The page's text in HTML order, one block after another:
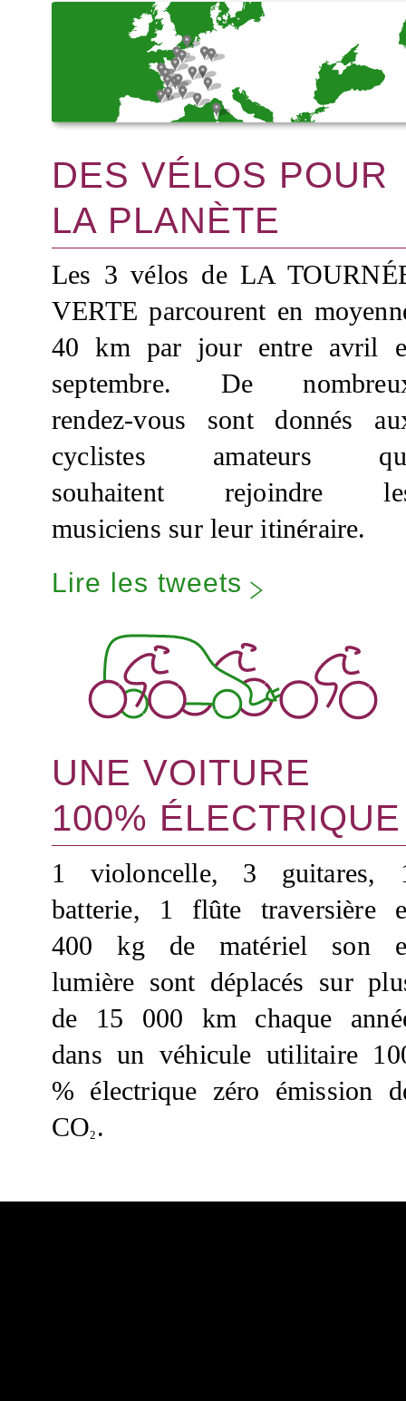
DES VÉLOS POUR
LA PLANÈTE
Les 3 vélos de LA
VERTE parcourent en
40 km par jour entre avril
septembre. De
rendez-vous sont donnés
cyclistes amateurs
souhaitent rejoindre
musiciens sur leur itinéraire.
Lire les tweets
UNE VOITURE
100% ÉLECTRIQUE
1 violoncelle, 3 guitares,
batterie, 1 flûte traversière
400 kg de matériel son
lumière sont déplacés sur
de 15 000 km chaque
dans un véhicule utilitaire
% électrique zéro émission
CO2 .